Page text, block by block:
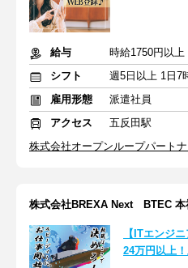
給与
時給1750円以上
シフト
週5日以上 1日7
雇用形態
派遣社員
アクセス
五反田駅
株式会社オープンループパート
株式会社BREXA Next BTEC
【ITエンジ
24万円以上